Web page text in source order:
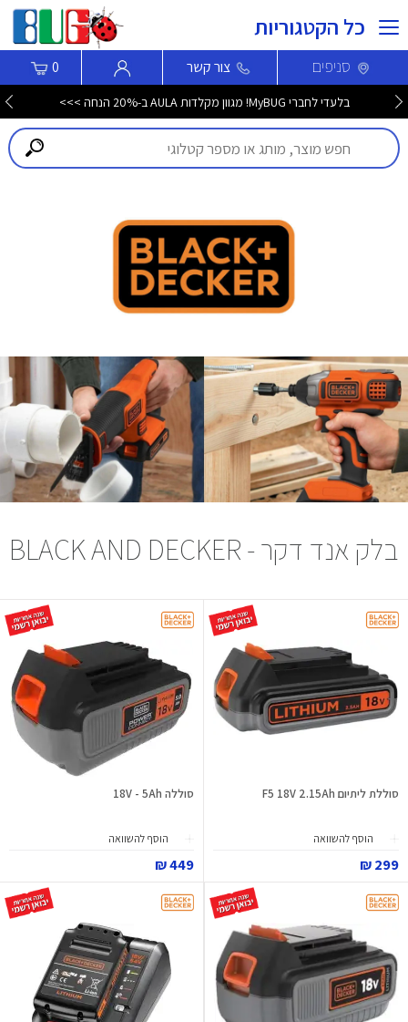
כל הקטגוריות
סניפים צור קשר 0
בלעדי לחברי MyBUG! מגוון מקלדות AULA ב-20% הנחה >>>
בלק אנד דקר - BLACK AND DECKER
סוללת ליתיום F5 18V 2.15Ah
הוסף להשוואה
299 ₪
סוללה 18V - 5Ah
הוסף להשוואה
449 ₪